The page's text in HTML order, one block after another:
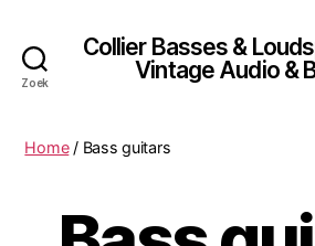
Zoek
Collier Basses &
Vintage Audio &
Home/ Bass guitars